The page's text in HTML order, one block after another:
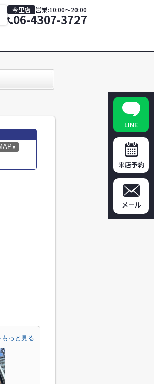
今里店 営業:10:00～20:00
06-4307-3727
▼
っと見る
LINE
来店予約
メール